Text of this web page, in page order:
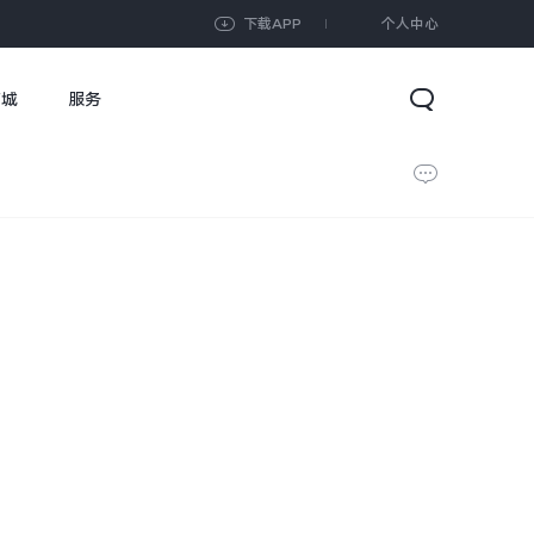
下载APP 个人中心
服务